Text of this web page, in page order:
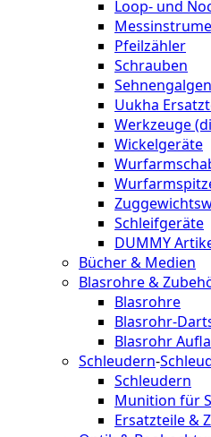
Loop- und
Pfeilzähler
Schrauben
Sehnengalgen
Uukha
Werkzeuge
Wickelgeräte
Schleifgeräte
DUMMY
Bücher & Medien
Blasrohre &
Blasrohre
Blasrohr-
Blasrohr
Schleudern-
Schleudern
Munition für
Ersatzteile &